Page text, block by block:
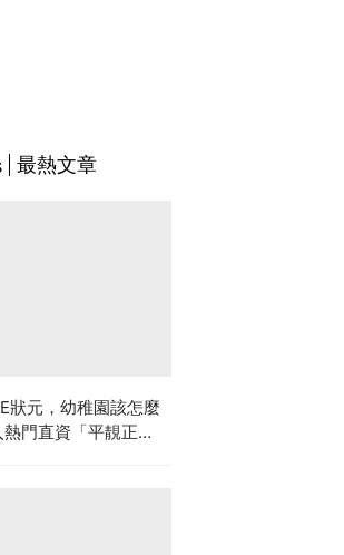
最熱文章
狀元，幼稚園該怎麼
門直資「平靚正」